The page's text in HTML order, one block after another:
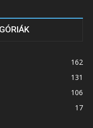
162
131
106
17